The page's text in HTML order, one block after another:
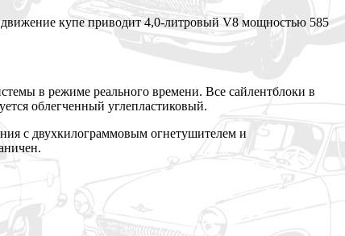
купе приводит 4,0-литровый V8 мощностью 585
в режиме реального времени. Все сайлентблоки в
облегченный углепластиковый.
с двухкилограммовым огнетушителем и